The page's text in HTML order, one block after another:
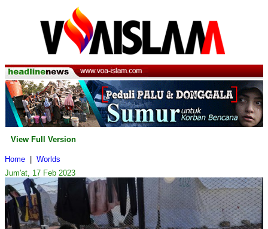
View Full Version
Home
Worlds
Jum'at, 17 Feb 2023